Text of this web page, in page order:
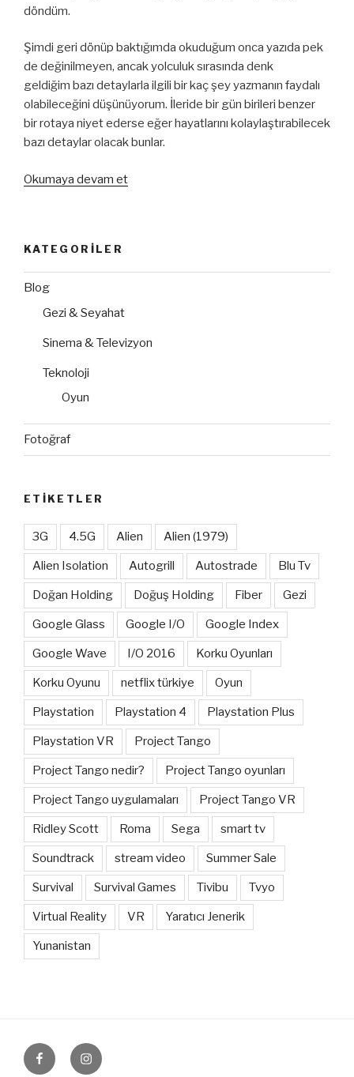
döndüm.
Şimdi geri dönüp baktığımda okuduğum onca yazıda pek
de değinilmeyen, ancak yolculuk sırasında denk
geldiğim bazı detaylarla ilgili bir kaç şey yazmanın faydalı
olabileceğini düşünüyorum. İleride bir gün birileri benzer
bir rotaya niyet ederse eğer hayatlarını kolaylaştırabilecek
bazı detaylar olacak bunlar.
Okumaya devam et“Araba
KATEGORILER
Blog
Gezi & Seyahat
Sinema & Televizyon
Teknoloji
Oyun
Fotoğraf
ETIKETLER
3G 4.5G Alien Alien (1979)
Alien Isolation Autogrill Autostrade Blu Tv
Doğan Holding Doğuş Holding Fiber Gezi
Google Glass Google I/O Google Index
Google Wave I/O 2016 Korku Oyunları
Korku Oyunu netflix türkiye Oyun
Playstation Playstation 4 Playstation Plus
Playstation VR Project Tango
Project Tango nedir? Project Tango oyunları
Project Tango uygulamaları Project Tango VR
Ridley Scott Roma Sega smart tv
Soundtrack stream video Summer Sale
Survival Survival Games Tivibu Tvyo
Virtual Reality VR Yaratıcı Jenerik
Yunanistan
FacebookInstagram